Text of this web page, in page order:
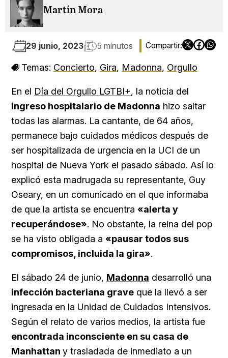
Martín Mora
29 junio, 2023 5 minutos
Temas: Concierto, Gira, Madonna, Orgullo
En el Día del Orgullo LGTBI+, la noticia del
ingreso hospitalario de Madonna hizo saltar
todas las alarmas. La cantante, de 64 años,
permanece bajo cuidados médicos después de
ser hospitalizada de urgencia en la UCI de un
hospital de Nueva York el pasado sábado. Así lo
explicó esta madrugada su representante, Guy
Oseary, en un comunicado en el que informaba
de que la artista se encuentra «alerta y
recuperándose». No obstante, la reina del pop
se ha visto obligada a «pausar todos sus
compromisos, incluida la gira».
El sábado 24 de junio, Madonna desarrolló una
infección bacteriana grave que la llevó a ser
ingresada en la Unidad de Cuidados Intensivos.
Según el relato de varios medios, la artista fue
encontrada inconsciente en su casa de
Manhattan y trasladada de inmediato a un